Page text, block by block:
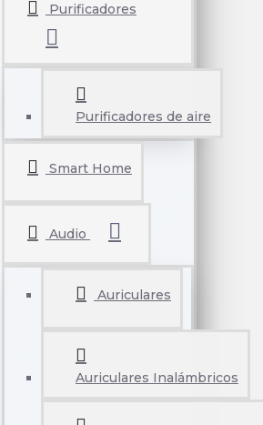
Purificadores
Purificadores de aire
Smart Home
Audio
Auriculares
Auriculares Inalámbricos